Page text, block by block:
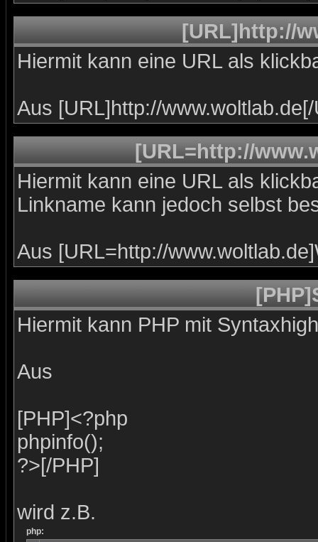
[URL]http://
Hiermit kann eine URL als
Aus [URL]http://
[URL=http://
Hiermit kann eine URL als
Linkname kann jedoch selbst
Aus [URL=http://
Hiermit kann PHP mit
Aus
[PHP]<?php
phpinfo();
?>[/PHP]
wird z.B.
php: